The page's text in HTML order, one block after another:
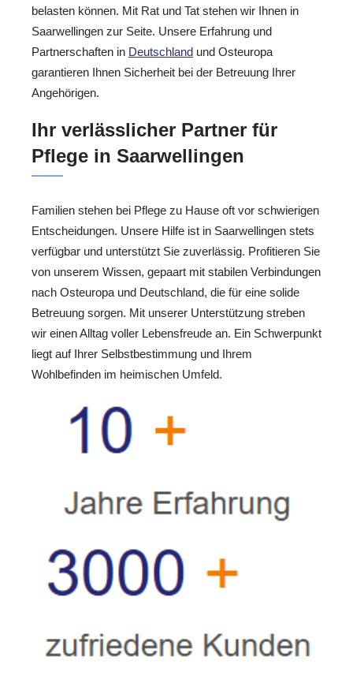
belasten können. Mit Rat und Tat stehen wir Ihnen in
Saarwellingen zur Seite. Unsere Erfahrung und
Partnerschaften in Deutschland und Osteuropa
garantieren Ihnen Sicherheit bei der Betreuung Ihrer
Angehörigen.
Ihr verlässlicher Partner für
Pflege in Saarwellingen
Familien stehen bei Pflege zu Hause oft vor schwierigen
Entscheidungen. Unsere Hilfe ist in Saarwellingen stets
verfügbar und unterstützt Sie zuverlässig. Profitieren Sie
von unserem Wissen, gepaart mit stabilen Verbindungen
nach Osteuropa und Deutschland, die für eine solide
Betreuung sorgen. Mit unserer Unterstützung streben
wir einen Alltag voller Lebensfreude an. Ein Schwerpunkt
liegt auf Ihrer Selbstbestimmung und Ihrem
Wohlbefinden im heimischen Umfeld.